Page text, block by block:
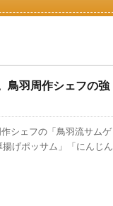
鳥羽周作シェフの強
シェフの「鳥羽流サムゲ
げポッサム」「にんじん